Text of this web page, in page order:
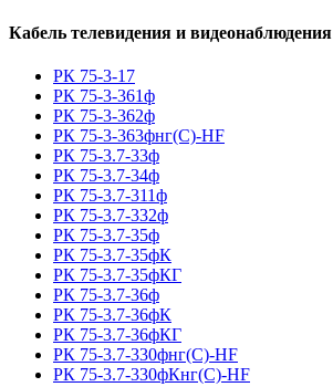
Кабель телевидения и видеонаблюдения
РК 75-3-17
РК 75-3-361ф
РК 75-3-362ф
РК 75-3-363фнг(С)-HF
РК 75-3.7-33ф
РК 75-3.7-34ф
РК 75-3.7-311ф
РК 75-3.7-332ф
РК 75-3.7-35ф
РК 75-3.7-35фК
РК 75-3.7-35фКГ
РК 75-3.7-36ф
РК 75-3.7-36фК
РК 75-3.7-36фКГ
РК 75-3.7-330фнг(С)-HF
РК 75-3.7-330фКнг(С)-HF